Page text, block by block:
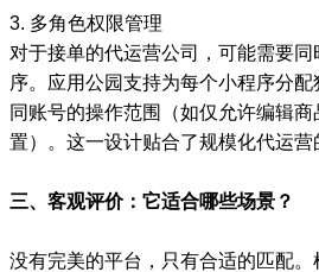
3. 多角色权限管理
对于接单的代运营公司，可能需要
序。应用公园支持为每个小程序分
同账号的操作范围（如仅允许编辑
置）。这一设计贴合了规模化代运营
三、客观评价：它适合哪些场景？
没有完美的平台，只有合适的匹配